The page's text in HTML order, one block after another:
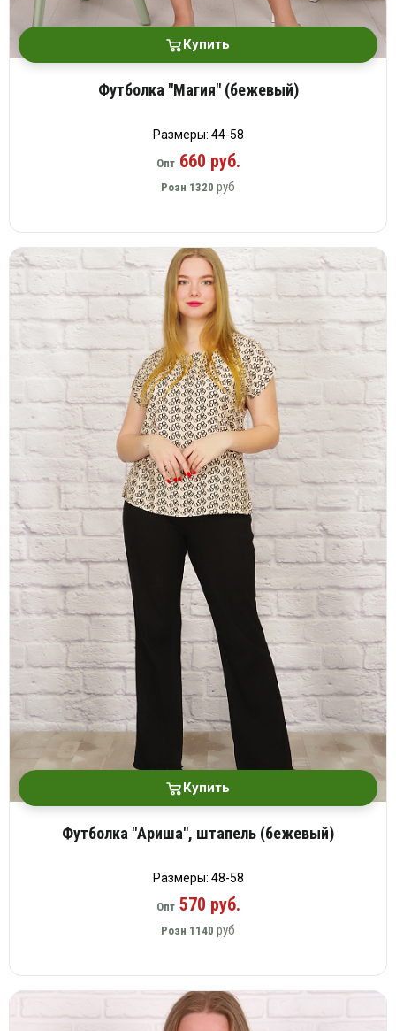
Купить
Футболка "Магия" (бежевый)
Размеры: 44-58
Опт660 руб.
Розн 1320 руб
Купить
Футболка "Ариша", штапель (бежевый)
Размеры: 48-58
Опт570 руб.
Розн 1140 руб